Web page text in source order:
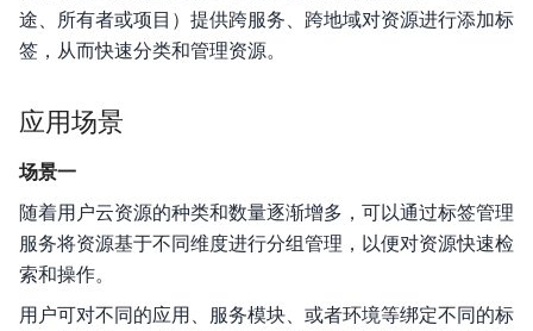
产品描述
产品定价
快速入门
操作指南
途、所有者或项目）提供跨服务、跨地域对资源进行添加标
签，从而快速分类和管理资源。
应用场景
场景一
随着用户云资源的种类和数量逐渐增多，可以通过标签管理
服务将资源基于不同维度进行分组管理，以便对资源快速检
索和操作。
用户可对不同的应用、服务模块、或者环境等绑定不同的标